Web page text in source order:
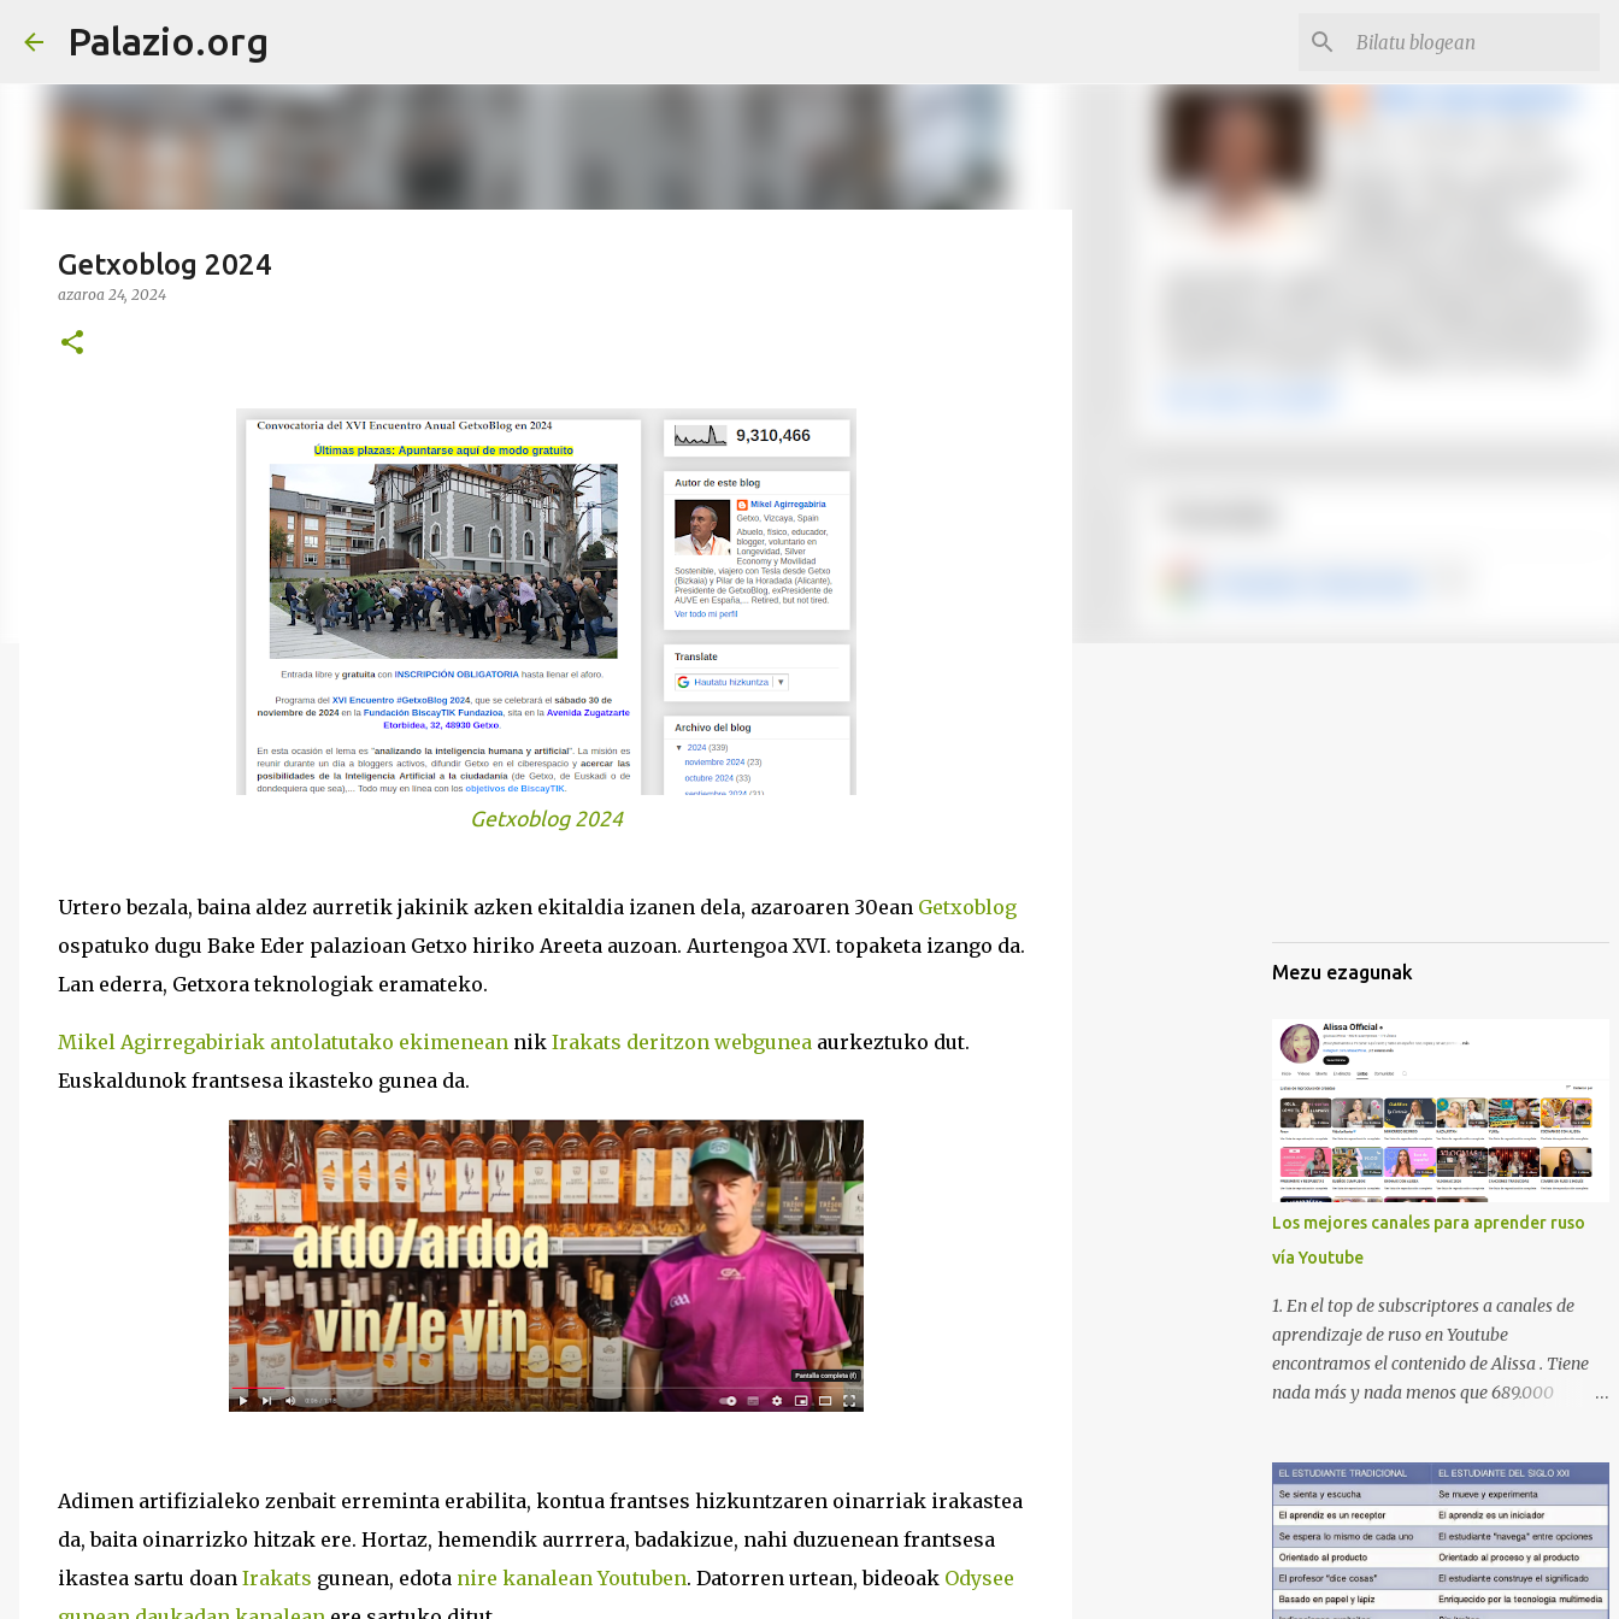
Palazio.org
Getxoblog 2024
azaroa 24, 2024
Getxoblog 2024
Urtero bezala, baina aldez aurretik jakinik azken ekitaldia izanen dela, azaroaren 30ean Getxoblog
ospatuko dugu Bake Eder palazioan Getxo hiriko Areeta auzoan. Aurtengoa XVI. topaketa izango da.
Lan ederra, Getxora teknologiak eramateko.
Mikel Agirregabiriak antolatutako ekimenean nik Irakats deritzon webgunea aurkeztuko dut.
Euskaldunok frantsesa ikasteko gunea da.
Adimen artifizialeko zenbait erreminta erabilita, kontua frantses hizkuntzaren oinarriak irakastea
da, baita oinarrizko hitzak ere. Hortaz, hemendik aurrrera, badakizue, nahi duzuenean frantsesa
ikastea sartu doan Irakats gunean, edota nire kanalean Youtuben. Datorren urtean, bideoak Odysee
Mezu ezagunak
Los mejores canales para aprender ruso
vía Youtube
1. En el top de subscriptores a canales de
aprendizaje de ruso en Youtube
encontramos el contenido de Alissa . Tiene
nada más y nada menos que 689.000
16 carpetas con diferente contenido para
aprender expresiones, cultura, cocina etc.
https://www.youtube.com/@AlissaOfficial/p
laylists 2. Canal de Anastasia G . con
224.000 subscriptores y 97 vídeos en